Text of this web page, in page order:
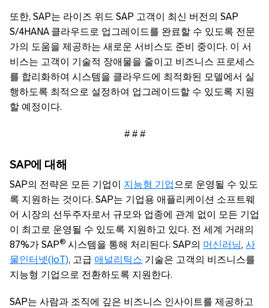
또한, SAP는 라이즈 위드 SAP 고객이 최신 버전의 SAP
S/4HANA 클라우드로 업그레이드를 완료할 수 있도록 전문
가의 도움을 제공하는 새로운 서비스도 준비 중이다. 이 서
비스는 고객이 기술적 장애물을 줄이고 비즈니스 프로세스
를 합리화하여 시스템을 클라우드에 최적화된 모델에서 실
행하도록 최적으로 설정하여 업그레이드할 수 있도록 지원
할 예정이다.
# # #
SAP에 대해
SAP의 전략은 모든 기업이 지능형 기업 으로 운영될 수 있도
록 지원하는 것이다. SAP는 기업용 애플리케이션 소프트웨
어 시장의 선두주자로서 규모와 업종에 관계 없이 모든 기업
이 최고로 운영될 수 있도록 지원하고 있다. 전 세계 거래의
87%가 SAP® 시스템을 통해 처리된다. SAP의 머신러닝, 사
물인터넷(IoT), 고급 애널리틱스 기술은 고객의 비즈니스를
지능형 기업으로 전환하도록 지원한다.
SAP는 사람과 조직에 깊은 비즈니스 인사이트를 제공하고